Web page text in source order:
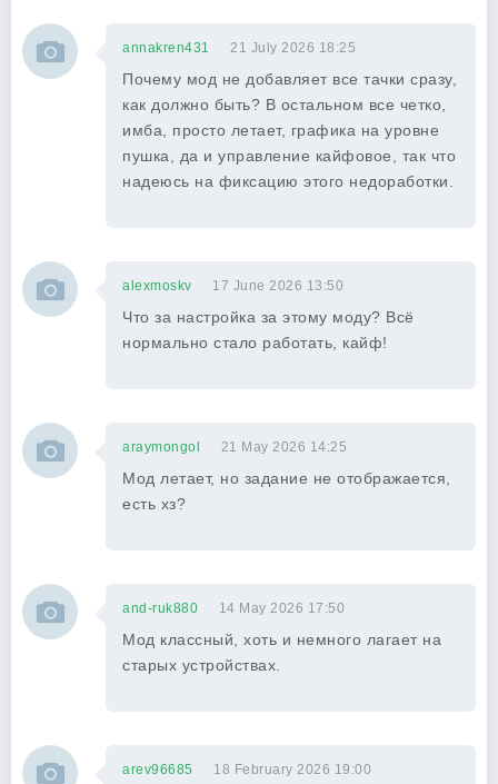
annakren431 21 July 2026 18:25
Почему мод не добавляет все тачки сразу,
как должно быть? В остальном все четко,
имба, просто летает, графика на уровне
пушка, да и управление кайфовое, так что
надеюсь на фиксацию этого недоработки.
alexmoskv 17 June 2026 13:50
Что за настройка за этому моду? Всё
нормально стало работать, кайф!
araymongol 21 May 2026 14:25
Мод летает, но задание не отображается,
есть хз?
and-ruk880 14 May 2026 17:50
Мод классный, хоть и немного лагает на
старых устройствах.
arev96685 18 February 2026 19:00